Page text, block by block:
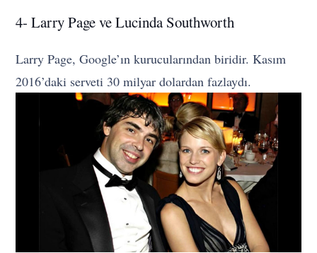
4- Larry Page ve Lucinda Southworth
Larry Page, Google’ın kurucularından biridir. Kasım
2016’daki serveti 30 milyar dolardan fazlaydı.